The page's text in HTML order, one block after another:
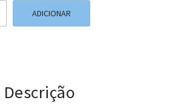
Caixas Impressas 20x18x12 cm
ADICIONAR
Descrição